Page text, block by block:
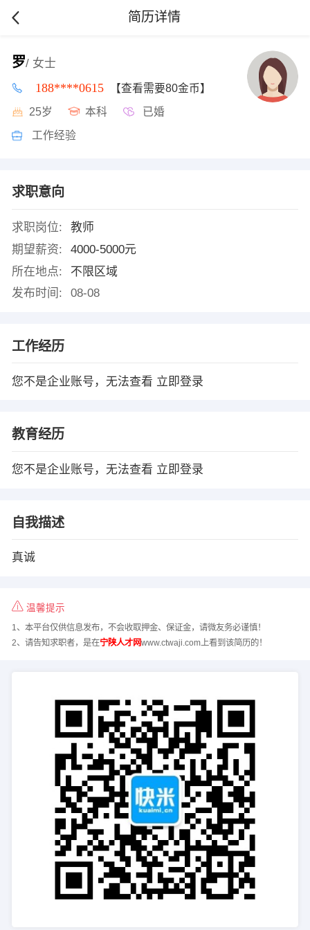
简历详情
罗/ 女士
188****0615 【查看需要80金币】
25岁 本科 已婚
工作经验
求职意向
求职岗位:
教师
期望薪资:
4000-5000元
所在地点:
不限区域
发布时间:
08-08
工作经历
您不是企业账号，无法查看 立即登录
教育经历
您不是企业账号，无法查看 立即登录
自我描述
真诚
温馨提示
1、本平台仅供信息发布，不会收取押金、保证金，请微友务必谨慎！
2、请告知求职者，是在宁陕人才网www.ctwaji.com上看到该简历的！